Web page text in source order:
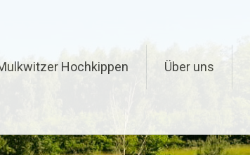
Hochkippen Über uns